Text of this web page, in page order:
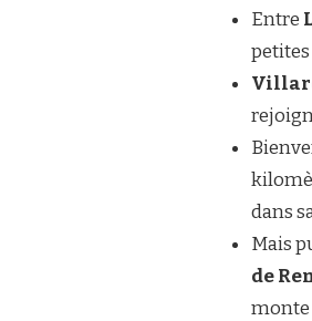
Entre
dans
Mais
de
monte